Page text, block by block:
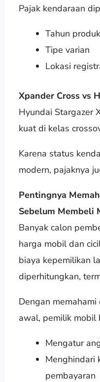
Pajak kendaraan
Tahun
Tipe varian
Lokasi
Xpander Cross vs
Hyundai Stargazer
kuat di kelas
Karena status
modern, pajaknya
Pentingnya
Sebelum Membeli
Banyak calon
harga mobil dan
biaya kepemilikan
diperhitungkan,
Dengan
awal, pemilik mobil
Mengatur
Menghindari
pembayaran